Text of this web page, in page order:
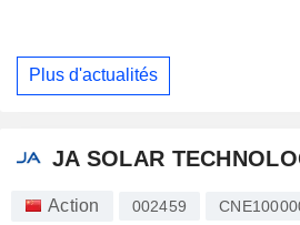
Plus d'actualités
JA SOLAR
Action 002459